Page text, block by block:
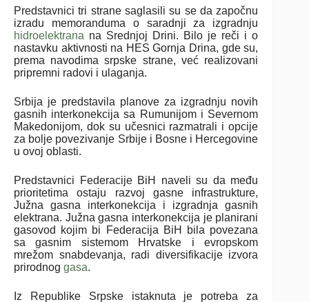
Predstavnici tri strane saglasili su se da započnu
izradu memoranduma o saradnji za izgradnju
hidroelektrana na Srednjoj Drini. Bilo je reči i o
nastavku aktivnosti na HES Gornja Drina, gde su,
prema navodima srpske strane, već realizovani
pripremni radovi i ulaganja.
Srbija je predstavila planove za izgradnju novih
gasnih interkonekcija sa Rumunijom i Severnom
Makedonijom, dok su učesnici razmatrali i opcije
za bolje povezivanje Srbije i Bosne i Hercegovine
u ovoj oblasti.
Predstavnici Federacije BiH naveli su da među
prioritetima ostaju razvoj gasne infrastrukture,
Južna gasna interkonekcija i izgradnja gasnih
elektrana. Južna gasna interkonekcija je planirani
gasovod kojim bi Federacija BiH bila povezana
sa gasnim sistemom Hrvatske i evropskom
mrežom snabdevanja, radi diversifikacije izvora
prirodnog gasa.
Iz Republike Srpske istaknuta je potreba za